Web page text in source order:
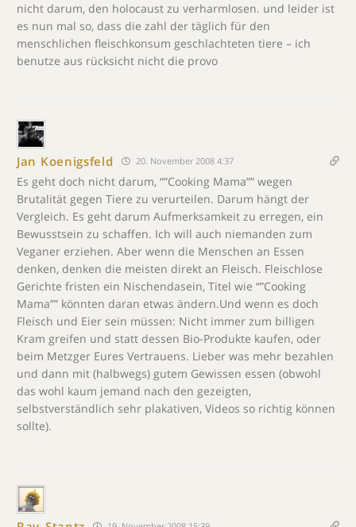
nicht darum, den holocaust zu verharmlosen. und leider ist
es nun mal so, dass die zahl der täglich für den
menschlichen fleischkonsum geschlachteten tiere – ich
benutze aus rücksicht nicht die provo
Jan Koenigsfeld 20. November 2008 4:37
Es geht doch nicht darum, “”Cooking Mama”” wegen
Brutalität gegen Tiere zu verurteilen. Darum hängt der
Vergleich. Es geht darum Aufmerksamkeit zu erregen, ein
Bewusstsein zu schaffen. Ich will auch niemanden zum
Veganer erziehen. Aber wenn die Menschen an Essen
denken, denken die meisten direkt an Fleisch. Fleischlose
Gerichte fristen ein Nischendasein, Titel wie “”Cooking
Mama”” könnten daran etwas ändern.Und wenn es doch
Fleisch und Eier sein müssen: Nicht immer zum billigen
Kram greifen und statt dessen Bio-Produkte kaufen, oder
beim Metzger Eures Vertrauens. Lieber was mehr bezahlen
und dann mit (halbwegs) gutem Gewissen essen (obwohl
das wohl kaum jemand nach den gezeigten,
selbstverständlich sehr plakativen, Videos so richtig können
sollte).